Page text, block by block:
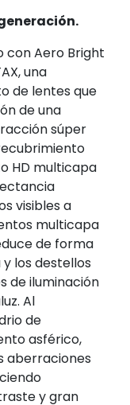
con Aero Bright
una
de lentes que
de una
súper
HD multicapa
visibles a
multicapa
de forma
los destellos
de iluminación
Al
de
asférico,
aberraciones
y gran